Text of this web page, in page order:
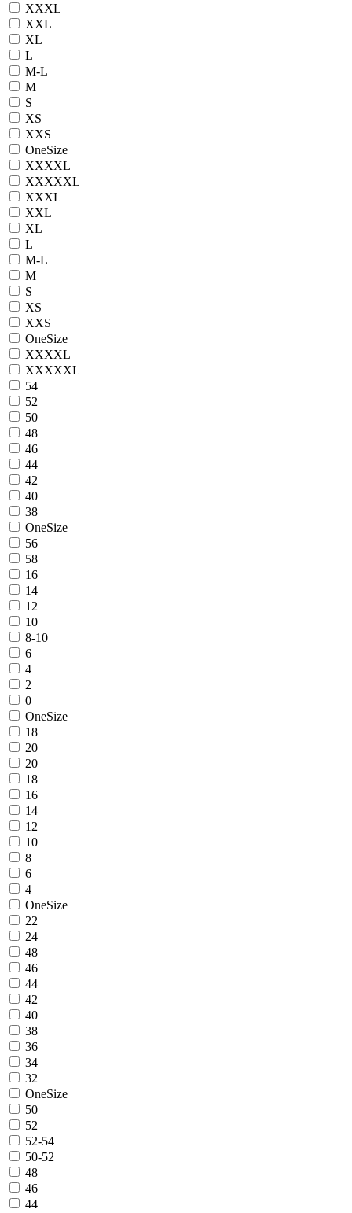
XXXL
XXL
XL
L
M-L
M
S
XS
XXS
OneSize
XXXXL
XXXXXL
XXXL
XXL
XL
L
M-L
M
S
XS
XXS
OneSize
XXXXL
XXXXXL
54
52
50
48
46
44
42
40
38
OneSize
56
58
16
14
12
10
8-10
6
4
2
0
OneSize
18
20
20
18
16
14
12
10
8
6
4
OneSize
22
24
48
46
44
42
40
38
36
34
32
OneSize
50
52
52-54
50-52
48
46
44